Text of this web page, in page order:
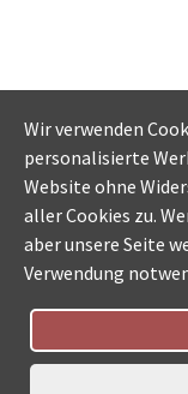
Wir verwenden
personalisierte
Website ohne
aller Cookies zu.
aber unsere Seite
Verwendung